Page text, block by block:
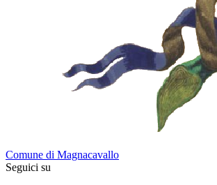
Comune di Magnacavallo
Seguici su